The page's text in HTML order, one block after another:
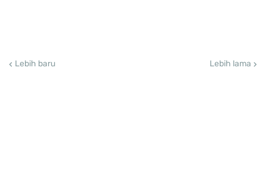
Lebih baru Lebih lama